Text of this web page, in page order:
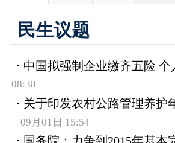
民生议题
中国拟强制企业缴齐五险
08:38
关于印发农村公路管理养护
09月01日 15:54